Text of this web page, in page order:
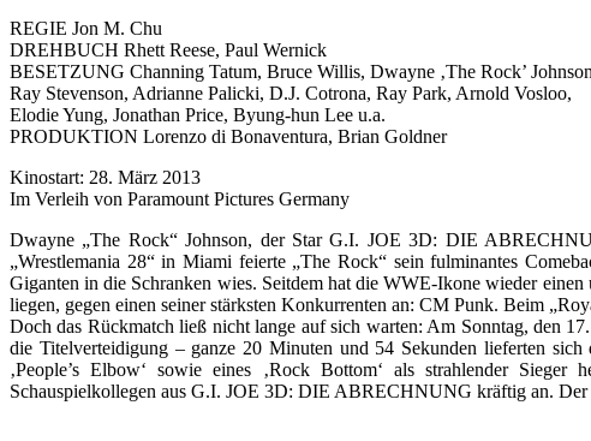
REGIE Jon M. Chu
DREHBUCH Rhett Reese, Paul Wernick
BESETZUNG Channing Tatum, Bruce Willis, Dwayne ‚The Rock’
Ray Stevenson, Adrianne Palicki, D.J. Cotrona, Ray Park, Arnold Vosloo,
Elodie Yung, Jonathan Price, Byung-hun Lee u.a.
PRODUKTION Lorenzo di Bonaventura, Brian Goldner
Kinostart: 28. März 2013
Im Verleih von Paramount Pictures Germany
Dwayne „The Rock“ Johnson, der Star G.I. JOE 3D: DIE
„Wrestlemania 28“ in Miami feierte „The Rock“ sein fulminantes
Giganten in die Schranken wies. Seitdem hat die WWE-Ikone wieder
liegen, gegen einen seiner stärksten Konkurrenten an: CM Punk. Beim
Doch das Rückmatch ließ nicht lange auf sich warten: Am Sonntag, den
die Titelverteidigung – ganze 20 Minuten und 54 Sekunden lieferten
‚People’s Elbow‘ sowie eines ‚Rock Bottom‘ als strahlender
Schauspielkollegen aus G.I. JOE 3D: DIE ABRECHNUNG kräftig an.